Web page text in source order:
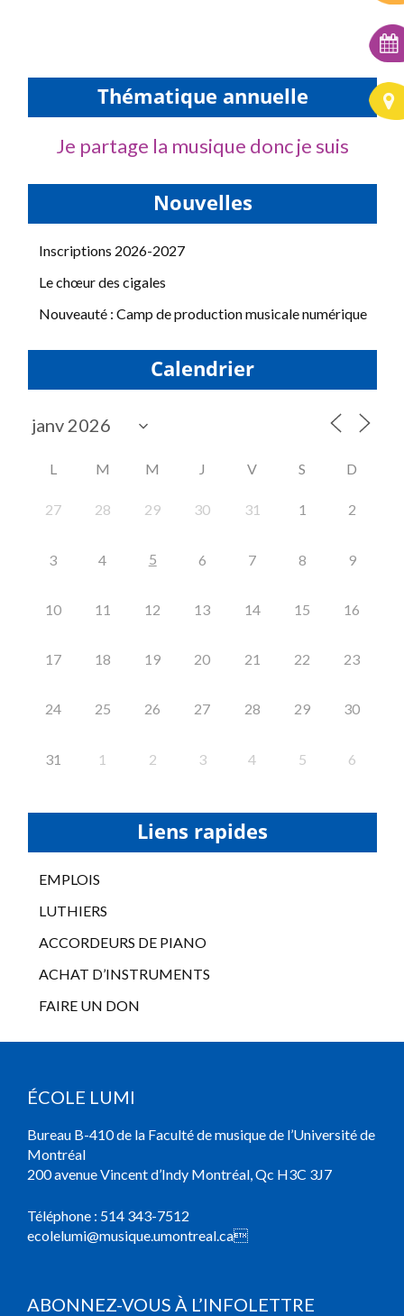
Thématique annuelle
Je partage la musique donc je suis
Nouvelles
Inscriptions 2026-2027
Le chœur des cigales
Nouveauté : Camp de production musicale numérique
Calendrier
L M M J V S D
27 28 29 30 31 1 2
3 4 5 6 7 8 9
10 11 12 13 14 15 16
17 18 19 20 21 22 23
24 25 26 27 28 29 30
31 1 2 3 4 5 6
Liens rapides
EMPLOIS
LUTHIERS
ACCORDEURS DE PIANO
ACHAT D’INSTRUMENTS
FAIRE UN DON
ÉCOLE LUMI
Bureau B-410 de la Faculté de musique de l’Université de
Montréal
200 avenue Vincent d’Indy Montréal, Qc H3C 3J7
Téléphone : 514 343-7512
ecolelumi@musique.umontreal.ca
ABONNEZ-VOUS À L’INFOLETTRE